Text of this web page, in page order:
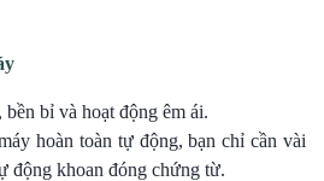
bỉ và hoạt động êm ái.
hoàn toàn tự động, bạn chỉ cần vài
động khoan đóng chứng từ.